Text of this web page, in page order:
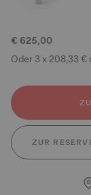
€ 625,00
Oder 3 x 208,33 €
ZUR